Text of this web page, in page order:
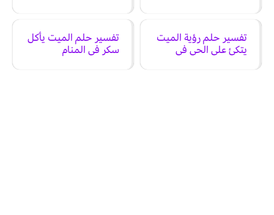
تفسير حلم رؤية الميت
يتكئ على الحي في
تفسير حلم الميت يأكل
سكر في المنام